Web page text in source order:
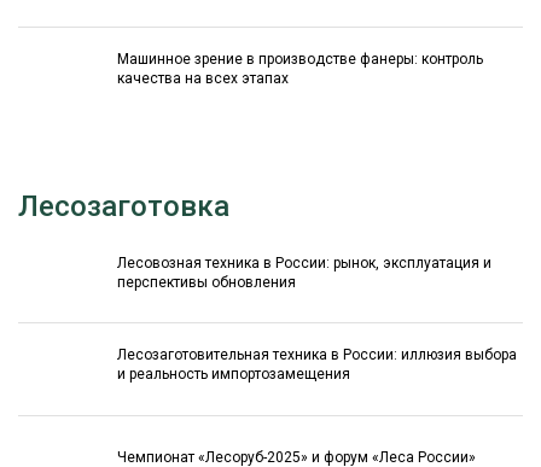
Машинное зрение в производстве фанеры: контроль
качества на всех этапах
Лесозаготовка
Лесовозная техника в России: рынок, эксплуатация и
перспективы обновления
Лесозаготовительная техника в России: иллюзия выбора
и реальность импортозамещения
Чемпионат «Лесоруб-2025» и форум «Леса России»